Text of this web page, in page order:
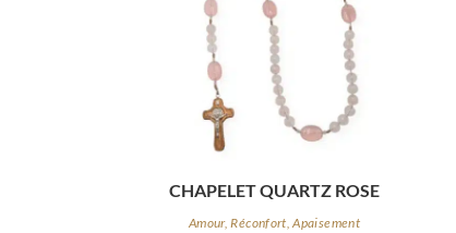
CHAPELET QUARTZ ROSE
Amour, Réconfort, Apaisement